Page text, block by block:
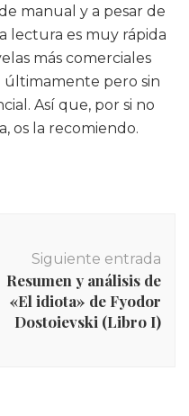
manual y a pesar de
lectura es muy rápida
más comerciales
pero sin
Así que, por si no
os la recomiendo.
Siguiente entrada
Resumen y análisis de
«El idiota» de Fyodor
Dostoievski (Libro I)